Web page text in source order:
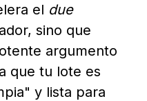
el due
sino que
argumento
que tu lote es
y lista para